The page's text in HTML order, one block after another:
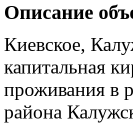
Описание
Киевское,
капитальная
проживания в
района